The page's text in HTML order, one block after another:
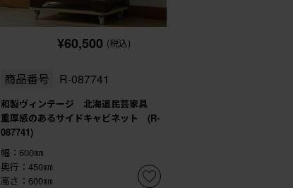
¥60,500 (税込)
商品番号 R-087741
和製ヴィンテージ 北海道民芸家具
重厚感のあるサイドキャビネット (R-
087741)
幅：600㎜
奥行：450㎜
高さ：600㎜